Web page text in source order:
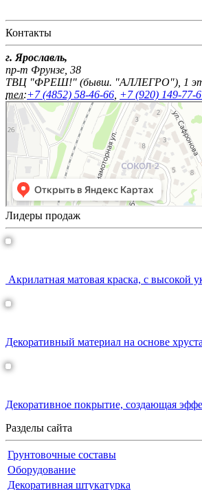
Контакты
г. Ярославль,
пр-т Фрунзе, 38
ТВЦ "ФРЕШ!" (бывш. "АЛЛЕГРО"), 1
тел:+7 (4852) 58-46-66 +7 (920) 149-77-
Лидеры продаж
Акрилатная матовая краска, с высокой
Декоративный материал на основе
Декоративное покрытие, создающая
Разделы сайта
Грунтовочные составы
Оборудование
Декоративная штукатурка